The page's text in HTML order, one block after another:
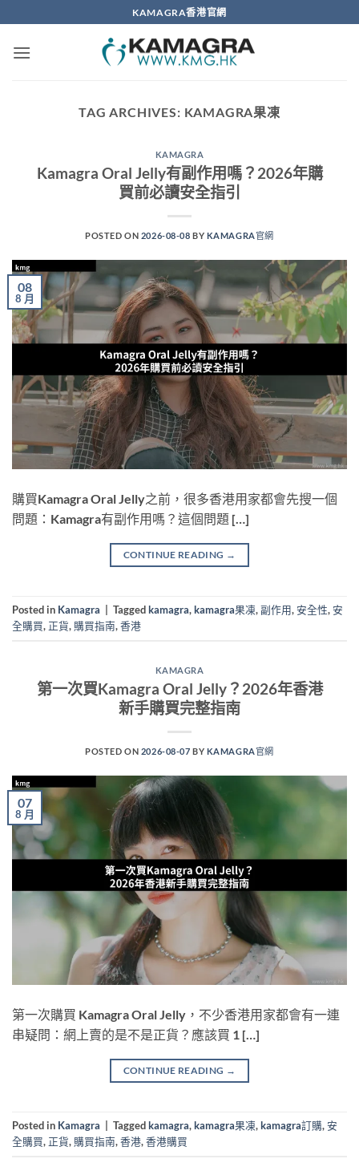
to
content
KAMAGRA香港官網
TAG ARCHIVES: KAMAGRA果凍
KAMAGRA
Kamagra Oral Jelly有副作用嗎？2026年購
買前必讀安全指引
POSTED ON 2026-08-08 BY KAMAGRA官網
08
8 月
購買Kamagra Oral Jelly之前，很多香港用家都會先搜一個
問題：Kamagra有副作用嗎？這個問題 […]
CONTINUE READING →
Posted in Kamagra Taggedkamagra,kamagra果凍,副作用,安全性,安
全購買, 正貨, 購買指南,香港
KAMAGRA
第一次買Kamagra Oral Jelly？2026年香港
新手購買完整指南
POSTED ON 2026-08-07 BY KAMAGRA官網
07
8 月
第一次購買 Kamagra Oral Jelly，不少香港用家都會有一連
串疑問：網上賣的是不是正貨？應該買 1 […]
CONTINUE READING →
Posted in Kamagra Taggedkamagra,kamagra果凍,kamagra訂購,安
全購買, 正貨, 購買指南,香港,香港購買